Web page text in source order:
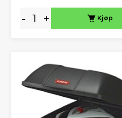
- + Kjøp